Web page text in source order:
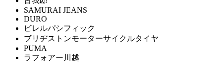
SAMURAI JEANS
DURO
ビレルパシフィック
ブリヂストンモーターサイクルタイヤ
PUMA
ラフォアー川越